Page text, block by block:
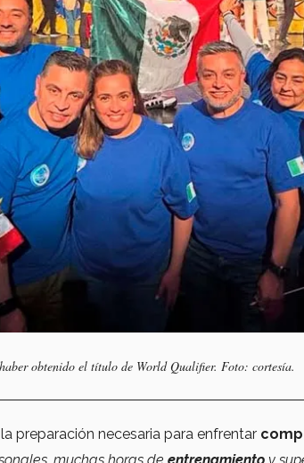
obtenido el título de World Qualifier. Foto: cortesía.
preparación necesaria para enfrentar